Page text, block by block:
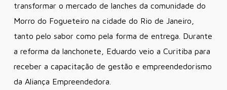
transformar o mercado de lanches da comunidade do
Morro do Fogueteiro na cidade do Rio de Janeiro,
tanto pelo sabor como pela forma de entrega. Durante
a reforma da lanchonete, Eduardo veio a Curitiba para
receber a capacitação de gestão e empreendedorismo
da Aliança Empreendedora.